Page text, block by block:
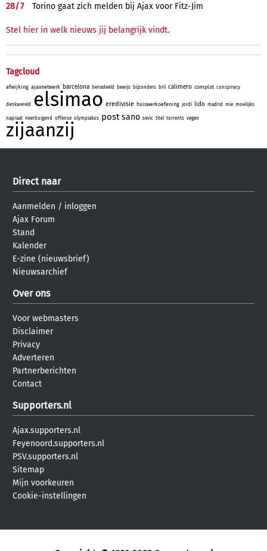
28/7 Torino gaat zich melden bij Ajax voor Fitz-Jim
Stel hier in welk nieuws jij belangrijk vindt.
Tagcloud
afwijking ajaxnetwerk barcelona benadeeld bewijs bijzonders bril calimero complot conspiracy
denkwereld elsimao eredivisie huiswerkoefening jordi lido madrid mie moeilijks
napraat neerbuigend offense olympiakos post sano sevic titel torrents vegen
zijaanzij
Direct naar
Aanmelden / inloggen
Ajax Forum
Stand
Kalender
E-zine (nieuwsbrief)
Nieuwsarchief
Over ons
Voor webmasters
Disclaimer
Privacy
Adverteren
Partnerberichten
Contact
Supporters.nl
Ajax.supporters.nl
Feyenoord.supporters.nl
PSV.supporters.nl
Sitemap
Mijn voorkeuren
Cookie-instellingen